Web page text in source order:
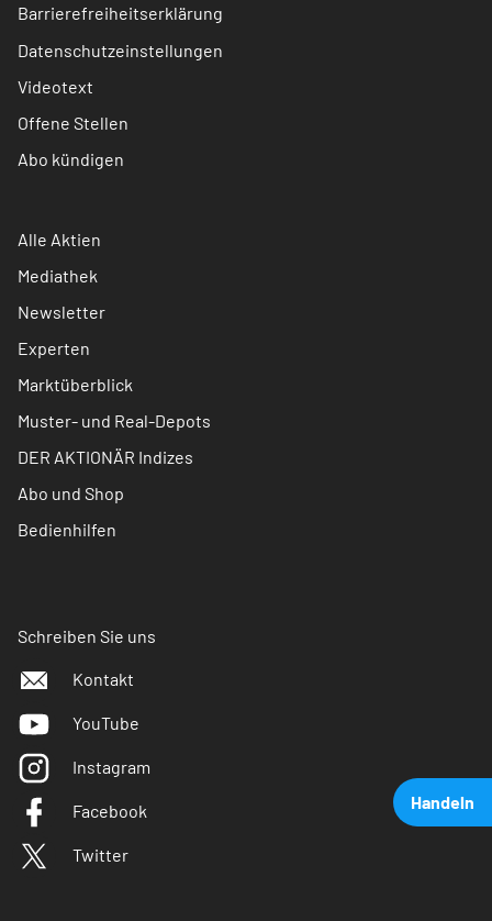
Handeln
Barrierefreiheitserklärung
Datenschutzeinstellungen
Videotext
Offene Stellen
Abo kündigen
Alle Aktien
Mediathek
Newsletter
Experten
Marktüberblick
Muster- und Real-Depots
DER AKTIONÄR Indizes
Abo und Shop
Bedienhilfen
Schreiben Sie uns
Kontakt
YouTube
Instagram
Facebook
Twitter